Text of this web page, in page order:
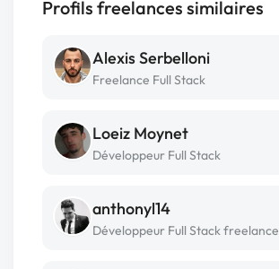
Profils freelances similaires
Alexis Serbelloni
Freelance Full Stack
Loeiz Moynet
Développeur Full Stack
anthonyl14
Développeur Full Stack freelance